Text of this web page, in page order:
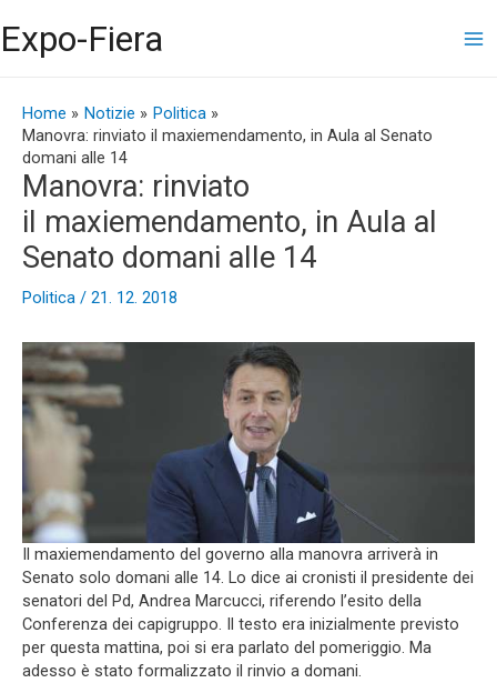
al
contenuto
Expo-Fiera
Home Notizie
Politica
Manovra: rinviato il maxiemendamento, in Aula al Senato
domani alle 14
Manovra: rinviato
il maxiemendamento, in Aula al
Senato domani alle 14
Politica / 21. 12. 2018
Il maxiemendamento del governo alla manovra arriverà in
Senato solo domani alle 14. Lo dice ai cronisti il presidente dei
senatori del Pd, Andrea Marcucci, riferendo l’esito della
Conferenza dei capigruppo. Il testo era inizialmente previsto
per questa mattina, poi si era parlato del pomeriggio. Ma
adesso è stato formalizzato il rinvio a domani.
articoli